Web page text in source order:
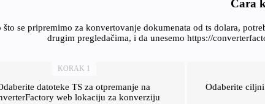
Cara
što se pripremimo za konvertovanje dokumenata od ts dolara,
drugim pregledačima, i da unesemo https://
KORAK 1
datoteke TS za otpremanje na
web lokaciju za konverziju
Odaberite